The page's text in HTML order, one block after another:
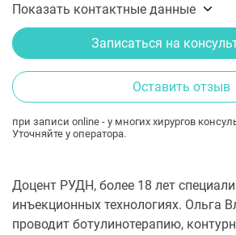
Показать контактные данные
Записаться на
Оставить отзыв
при записи online - у многих хирургов
Уточняйте у оператора.
Доцент РУДН, более 18 лет
инъекционных технологиях. Ольга
проводит ботулинотерапию,